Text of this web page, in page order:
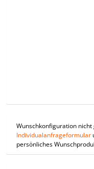
Wunschkonfiguration
Individualanfrageformular
persönliches